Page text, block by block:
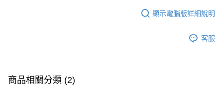
顯示電腦版詳細說明
客服
商品相關分類 (2)